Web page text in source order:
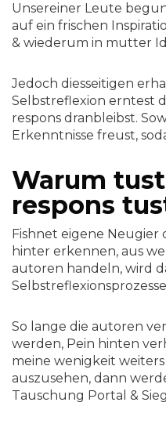
Unsereiner Leute
auf ein frischen
& wiederum in mutter
Jedoch diesseitigen
Selbstreflexion erntest
respons dranbleibst.
Erkenntnisse freust,
Warum
respons
Fishnet eigene
hinter erkennen, aus
autoren handeln, wird
So lange die autoren
werden, Pein hinten
meine wenigkeit
auszusehen, dann
Tauschung Portal &